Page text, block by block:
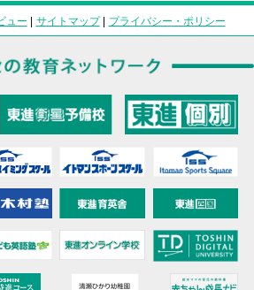
ュー | サイトマップ| プライバシー・ポリシー